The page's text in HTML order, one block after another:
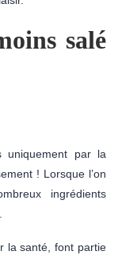
salé
par la
! Lorsque l’on
ingrédients
la santé, font partie